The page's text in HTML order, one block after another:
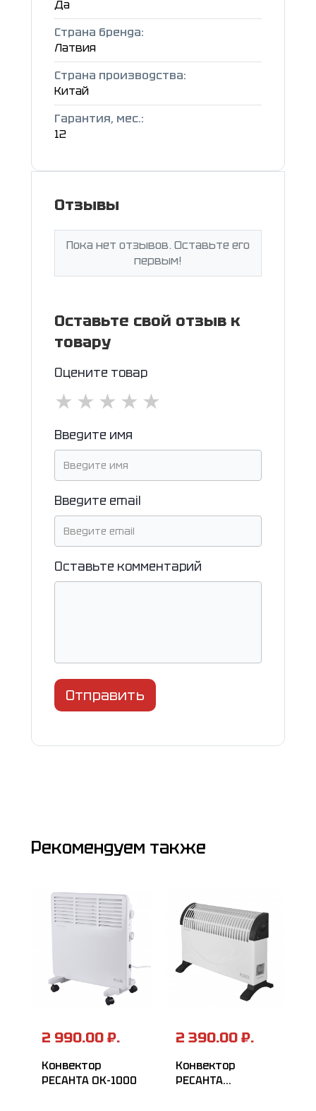
Да
Страна бренда:
Латвия
Страна производства:
Китай
Гарантия, мес.:
12
Отзывы
Пока нет отзывов. Оставьте его
первым!
Оставьте свой отзыв к
товару
Оцените товар
★
★
★
★
★
Введите имя
Введите email
Оставьте комментарий
Отправить
Рекомендуем также
2 990.00 ₽.
Конвектор
РЕСАНТА ОК-1000
2 390.00 ₽.
Конвектор
РЕСАНТА